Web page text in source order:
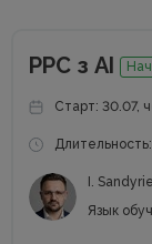
РРС з АІ
Старт: 30.07,
I.
Язык